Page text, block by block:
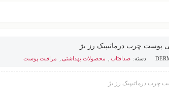
پوست چرب درماتیپیک رز بژ
دسته: ضدافتاب محصولات بهداشتی مراقبت پوست
چرب درماتیپیک رز بژ